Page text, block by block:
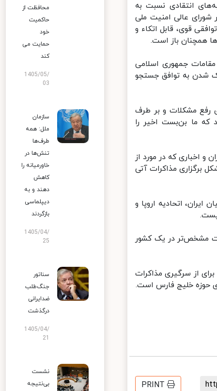
انتقادی نسبت به
عالی امنیت ملی
قوی، قابل اتکاء و
همچنان باز است.
جمهوری اسلامی
شدن به توافق جستجو
رفع مشکلات و بر طرف
ما بن‌بست اخیر را
اخباری که در مورد از
برگزاری مذاکرات آتی
اتحادیه اروپا و
مشخص‌تر در یک کشور
از سرگیری مذاکرات
حوزه خلیج فارس است.
PRINT
محافظت از
حاکمیت
خود
حمایت می
کند
1405/05/
03
سازمان
ملل: همه
طرف‌ها
تنش‌ها در
خاورمیانه را
کاهش
دهند و به
دیپلماسی
بازگردند
1405/04/
25
سناتور
جنگ‌طلب
ضدایرانی
درگذشت
1405/04/
نشست
بی‌نتیجه